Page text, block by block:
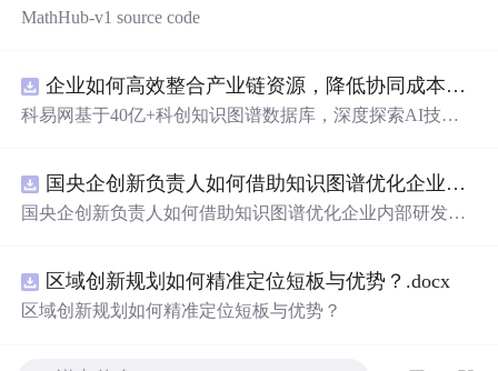
接‣ 彩虹屁生成器，夸人难手可马住O网页链接‣ 特殊字体
链接‣ 爱豆翻牌生成器：O网页...
MathHub-v1 source code
企业如何高效整合产业链资源，降低协同成本？.docx
科易网基于40亿+科创知识图谱数据库，深度探索AI技术
新领域的AI+数智化解决方案，推动科技创新与产业创新
智能化发展。
国央企创新负责人如何借助知识图谱优化企业内部研发资源协同？.docx
国央企创新负责人如何借助知识图谱优化企业内部研发资
区域创新规划如何精准定位短板与优势？.docx
区域创新规划如何精准定位短板与优势？